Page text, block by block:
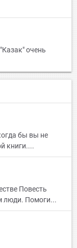
очень
бы вы не
книги....
Повесть
люди. Помоги...